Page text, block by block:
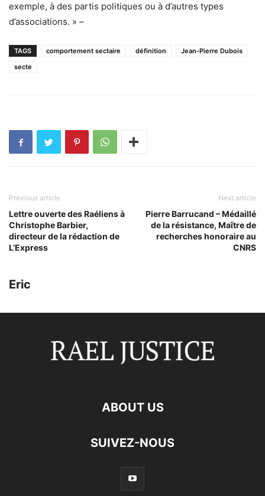
exemple, à des partis politiques ou à d’autres types
d’associations. » –
TAGS comportement sectaire définition
Jean-Pierre Dubois
secte
Previous article
Lettre ouverte des Raéliens à
Christophe Barbier,
directeur de la rédaction de
L’Express
Next article
Pierre Barrucand – Médaillé
de la résistance, Maître de
recherches honoraire au
CNRS
Eric
ABOUT US
SUIVEZ-NOUS